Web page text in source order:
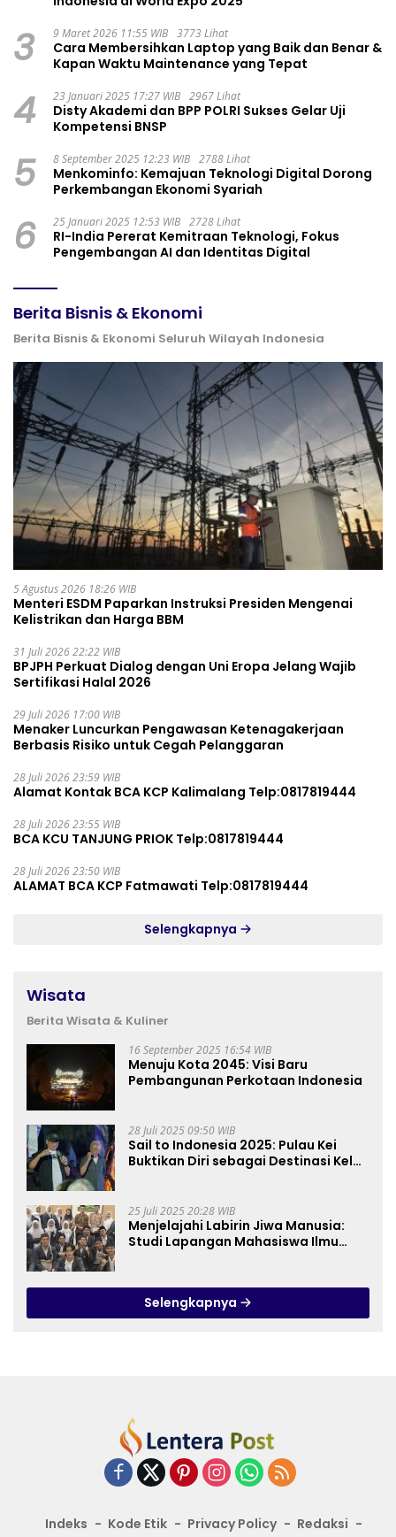
3 9 Maret 2026 11:55 WIB 3773 Lihat
Cara Membersihkan Laptop yang Baik dan Benar &
Kapan Waktu Maintenance yang Tepat
4 23 Januari 2025 17:27 WIB 2967 Lihat
Disty Akademi dan BPP POLRI Sukses Gelar Uji
Kompetensi BNSP
5 8 September 2025 12:23 WIB 2788 Lihat
Menkominfo: Kemajuan Teknologi Digital Dorong
Perkembangan Ekonomi Syariah
6 25 Januari 2025 12:53 WIB 2728 Lihat
RI-India Pererat Kemitraan Teknologi, Fokus
Pengembangan AI dan Identitas Digital
Berita Bisnis & Ekonomi
Berita Bisnis & Ekonomi Seluruh Wilayah Indonesia
5 Agustus 2026 18:26 WIB
Menteri ESDM Paparkan Instruksi Presiden Mengenai
Kelistrikan dan Harga BBM
31 Juli 2026 22:22 WIB
BPJPH Perkuat Dialog dengan Uni Eropa Jelang Wajib
Sertifikasi Halal 2026
29 Juli 2026 17:00 WIB
Menaker Luncurkan Pengawasan Ketenagakerjaan
Berbasis Risiko untuk Cegah Pelanggaran
28 Juli 2026 23:59 WIB
Alamat Kontak BCA KCP Kalimalang Telp:0817819444
28 Juli 2026 23:55 WIB
BCA KCU TANJUNG PRIOK Telp:0817819444
28 Juli 2026 23:50 WIB
ALAMAT BCA KCP Fatmawati Telp:0817819444
Selengkapnya
Wisata
Berita Wisata & Kuliner
16 September 2025 16:54 WIB
Menuju Kota 2045: Visi Baru
Pembangunan Perkotaan Indonesia
28 Juli 2025 09:50 WIB
Sail to Indonesia 2025: Pulau Kei
Buktikan Diri sebagai Destinasi Kelas
25 Juli 2025 20:28 WIB
Menjelajahi Labirin Jiwa Manusia:
Studi Lapangan Mahasiswa Ilmu
Selengkapnya
Indeks Kode Etik Privacy Policy
Redaksi